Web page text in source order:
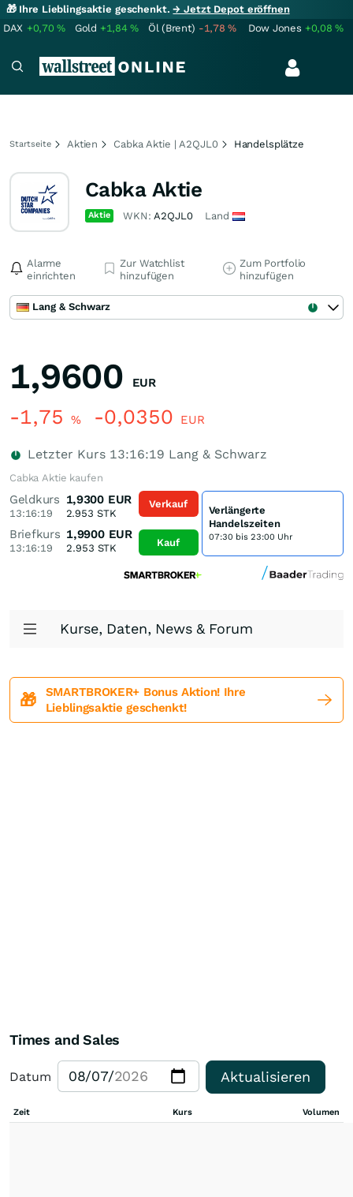
🎁 Ihre Lieblingsaktie geschenkt.→ Jetzt Depot eröffnen
DAX +0,70% Gold +1,84% Öl (Brent) -1,78% Dow Jones +0,08%
Startseite Aktien Cabka Aktie | A2QJL0 Handelsplätze
Cabka Aktie
Aktie WKN:A2QJL0 Land
Alarme
einrichten
Zur Watchlist
hinzufügen
Zum Portfolio
hinzufügen
Lang & Schwarz
1,9600 EUR
-1,75 % -0,0350 EUR
Letzter Kurs 13:16:19 Lang & Schwarz
Cabka Aktie kaufen
Geldkurs
13:16:19
1,9300 EUR
2.953 STK
Briefkurs
13:16:19
1,9900 EUR
2.953 STK
Verkauf
Kauf
Verlängerte
Handelszeiten
07:30 bis 23:00 Uhr
Kurse, Daten, News & Forum
🎁
SMARTBROKER+ Bonus Aktion! Ihre
Lieblingsaktie geschenkt!
Times and Sales
Datum Aktualisieren
Zeit Kurs Volumen